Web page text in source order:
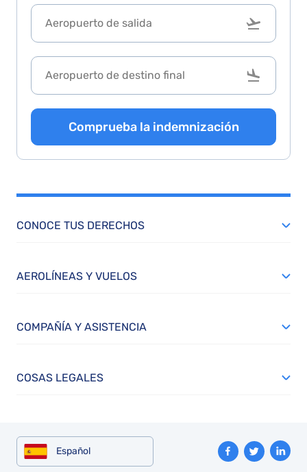
Comprueba la indemnización
CONOCE TUS DERECHOS
AEROLÍNEAS Y VUELOS
COMPAÑÍA Y ASISTENCIA
COSAS LEGALES
Español